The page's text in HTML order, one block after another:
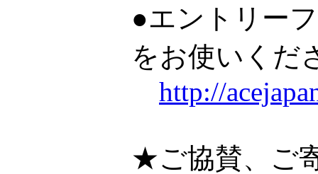
●エントリー
をお使いくだ
http://
★ご協賛、ご